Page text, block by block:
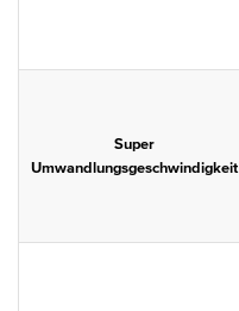
Super
Umwandlungsgeschwindigkeit